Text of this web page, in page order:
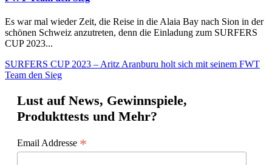
Es war mal wieder Zeit, die Reise in die Alaia Bay nach Sion in der
schönen Schweiz anzutreten, denn die Einladung zum SURFERS
CUP 2023...
SURFERS CUP 2023 – Aritz Aranburu holt sich mit seinem FWT
Team den Sieg
Lust auf News, Gewinnspiele,
Produkttests und Mehr?
Email Addresse *